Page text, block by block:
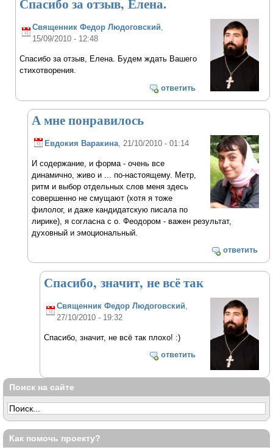
Спасибо за отзыв, Елена.
Священник Федор Людоговский,
15/09/2010 - 12:48
Спасибо за отзыв, Елена. Будем ждать Вашего
стихотворения.
ответить
А мне понравилось
Евдокия Варакина , 21/10/2010 - 01:14
И содержание, и форма - очень все
динамично, живо и ... по-настоящему. Метр,
ритм и выбор отдельных слов меня здесь
совершенно не смущают (хотя я тоже
филолог, и даже кандидатскую писала по
лирике), я согласна с о. Феодором - важен результат,
духовный и эмоциональный.
ответить
Спасибо, значит, не всё так
Священник Федор Людоговский
27/10/2010 - 19:32
Спасибо, значит, не всё так плохо! :)
ответить
Поиск на сайте
Как помочь проекту?